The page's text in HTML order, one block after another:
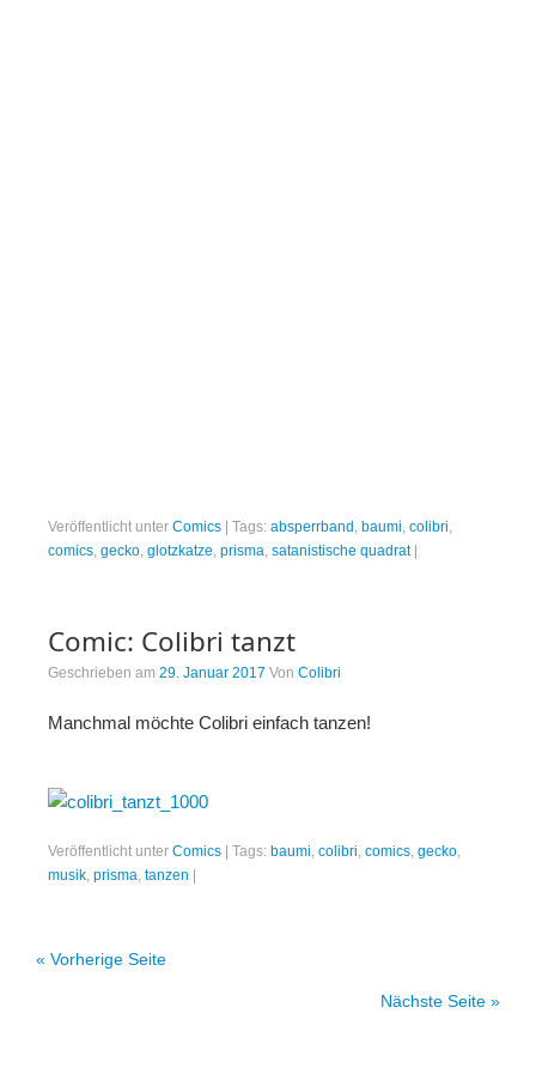
Veröffentlicht unter Comics Tags: absperrband , baumi, colibri,
comics, gecko, glotzkatze, prisma, satanistische quadrat
Comic: Colibri tanzt
Geschrieben am 29. Januar 2017 Von Colibri
Manchmal möchte Colibri einfach tanzen!
Veröffentlicht unter Comics Tags: baumi, colibri, comics, gecko,
musik, prisma, tanzen
« Vorherige Seite
Nächste Seite »